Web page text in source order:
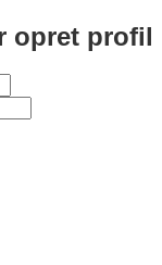
opret profil